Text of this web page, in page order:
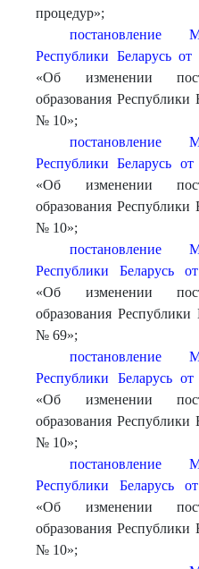
процедур»;
постановление
Республики Беларусь
«Об изменении
образования Республики
№ 10»;
постановление
Республики Беларусь
«Об изменении
образования Республики
№ 10»;
постановление
Республики
«Об изменении
образования
№ 69»;
постановление
Республики Беларусь
«Об изменении
образования Республики
№ 10»;
постановление
Республики
«Об изменении
образования Республики
№ 10»;